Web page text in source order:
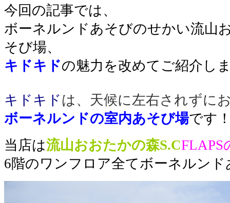
今回の記事では、
ボーネルンドあそびのせかい流山
そび場、
キドキドの魅力を改めてご紹介し
キドキド は、天候に左右されずに
ボーネルンドの室内あそび場です
当店は流山おおたかの森S.CFLAPS
6階のワンフロア全てボーネルン